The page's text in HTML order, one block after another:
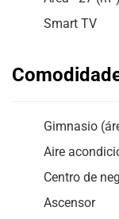
Smart TV
Gimnasio
Aire
Centro de
Ascensor